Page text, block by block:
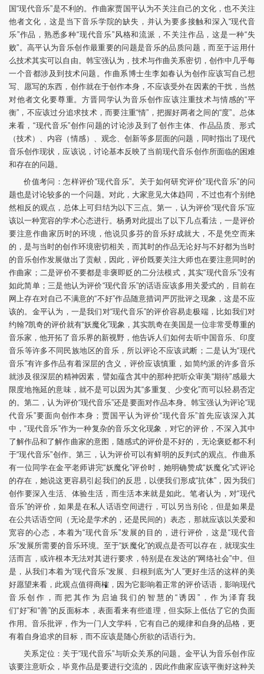
国“现代音乐”是不利的。作曲家贾国平认为不关注自己的文化，也不关注
他者文化，这是当下音乐学院的缺失，并认为要多接触和深入“现代音
乐”作品，熟悉多种“现代音乐”风格和流派，不关注作品，这是一种“失
败”。高平认为音乐创作最重要的问题是音乐的品质问题，而至于运用什
么技术其实可以自由。韩宝强认为，技术与作曲关系密切，创作中几乎每
一个音都涉及到技术问题。作曲系博士生李如春认为创作应该写自己想
写、愿写的东西，创作就在于创作本身，不应该受外在因素的干扰，当然
对他者文化要尊重。方晋同学认为音乐创作应该注重技术与情感的“平
衡”，不应该过分追求技术，而要注重“情”，把握好两者之间的“度”。总体
来看，“现代音乐”创作问题的讨论涉及到了创作主体、作品品质、形式
（技术）、内容（情感）、观念、创新等多层面的问题，同时指出了现代
音乐创作现状，应该说，讨论基本反映了当前现代音乐创作所面临的困难
和存在的问题。
价值考问：怎样评价“现代音乐”。关于如何研究评价“现代音乐”的问
题也是讨论较多的一个问题。对此，大家意见大体趋同，不过也有个别绝
然相反的观点，总体上可归结为以下三点。第一，认为评价“现代音乐”应
该以一种宽容的学术心态进行。杨勇对此提出了以下几点看法，一是评价
要注意作曲家历时的环境，他说贝多芬的音乐好成就大，不是凭空而来
的，是与当时的创作环境密切相关，而其时的作品无论好与不好都为当时
的音乐创作发展做出了贡献，因此，评价既要关注大师也在要注意同时的
作曲家；二是评价不要都是非褒即贬的二分法模式，其实“现代音乐”没有
如此简单；三是他认为评价“现代音乐”的话语应该多用关爱式的，目前在
网上存在对自己不满意的“不好”作品随意措词严厉批评之现象，这是不应
该的。金平认为，一是我们对“现代音乐”的评价容易走极端，比如我们对
约翰?凯奇的评价就有“妖魔化”现象，其实凯奇在美国是一位非常受尊重的
音乐家，他开拓了音乐界的新视野，他告诉人们如何去听中国音乐、印度
音乐等许多不同民族地区的音乐，所以评论不应该武断；二是认为“现代
音乐”有许多作品有着深层的含义，评价应该慎重，如简约派的许多音乐
就涉及很深层的精神因素，譬如蕴含其中的那种把听众审美“期待”感最大
限度地拖延的意味，就不是可以因为其“多重复、少变化”而可以轻易否定
的。第二，认为评价“现代音乐”还是要面对作品本身。韩宝强认为评论“现
代音乐”要面向创作本身；贾国平认为评价“现代音乐”首先应该深入其
中，“现代音乐”作为一种复杂的音乐文化现象，对它的评价，不深入其中
了解作品和了解作曲家的意图，随感式的评价是不好的，无论褒贬都不利
于“现代音乐”创作。第三，认为评价可以有鲜明的反判式的观点。作曲系
有一位同学在金平老师讲完“妖魔化”评价时，她明确赞成“妖魔化”式评论
的存在，她说这更容易引起我们的反思，以便我们形成“抗体”，因为我们
创作要深入生活、体验生活，而生活本来就是如此。笔者认为，对“现代
音乐”的评价，如果是在私人话语空间进行，可以另当别论，但是如果是
在公共话语空间（无论是学术的，还是民间的）表态，那就应该以关爱和
宽容的心态，本着为“现代音乐”发展的目的，进行评价，这是“现代音
乐”发展所需要的音乐环境。至于“妖魔化”的观点是否可以存在，就现实生
活而言，或许根本无法对其进行要求，特别是在发达的“网络社会”中。但
是，从我们本着为“现代音乐”发展、归根到底为“人”更好生活的这样的美
好愿望来看，此观点值得商榷，因为它影响着正常的评价话语，影响现代
音乐创作，而把其作为启迪我们的智慧的“诱因”，作为泽育我
们“好”和“善”的反面标本，表面看来有些道理，但实际上低估了它的负面
作用。音乐批评，作为一门人文学科，它有自己的规律和自身的品格，更
有着自身追求的目标，而不应该是随心所欲的话语行为。
关系定位：关于“现代音乐”与听众关系的问题。金平认为音乐创作应
该要注意听众，毕竟作品是要进行交流的，因此作曲家应该平衡好这种关